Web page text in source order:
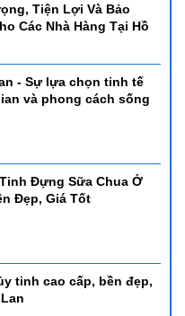
Tiện Lợi Và Bảo
Các Nhà Hàng Tại Hồ
- Sự lựa chọn tinh tế
và phong cách sống
Đựng Sữa Chua Ở
Đẹp, Giá Tốt
tinh cao cấp, bền đẹp,